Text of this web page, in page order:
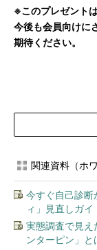
※このプレゼント
今後も会員向けに
期待ください。
関連資料（ホ
今すぐ自己診
ィ」見直しガイ
実態調査で見え
ンターピン」と